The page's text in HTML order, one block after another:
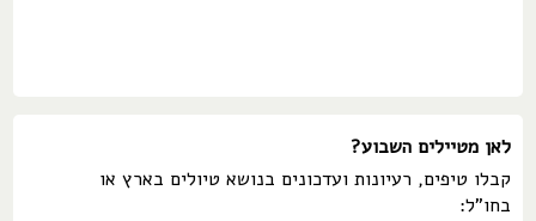
לאן מטיילים השבוע?
קבלו טיפים, רעיונות ועדכונים בנושא טיולים בארץ או
בחו"ל: